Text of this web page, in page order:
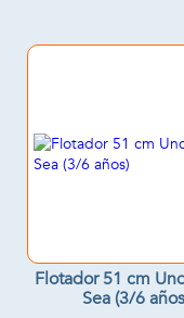
Flotador 51 cm
Sea (3/6